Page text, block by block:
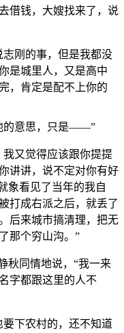
借钱，大嫂找来了，说
刚的事，但是我都没
是城里人，又是高中
，肯定是配不上你的
的意思，只是——”
又觉得应该跟你提提
讲讲，说不定对你有好
象看见了当年的我自
打成右派之后，就丢了
后来城市搞清理，把无
那个穷山沟。”
秋同情地说，“我一来
字都跟这里的人不
下农村的，还不知道